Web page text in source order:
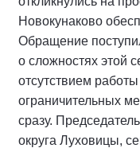
Новокунаково
Обращение
о сложностях этой
отсутствием
ограничительных
сразу.
округа Луховицы,